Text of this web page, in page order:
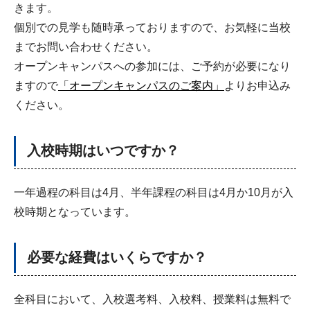
きます。
個別での見学も随時承っておりますので、お気軽に当校
までお問い合わせください。
オープンキャンパスへの参加には、ご予約が必要になり
ますので 「オープンキャンパスのご案内」
よりお申込み
ください。
入校時期はいつですか？
一年過程の科目は4月、半年課程の科目は4月か10月が入
校時期となっています。
必要な経費はいくらですか？
全科目において、入校選考料、入校料、授業料は無料で